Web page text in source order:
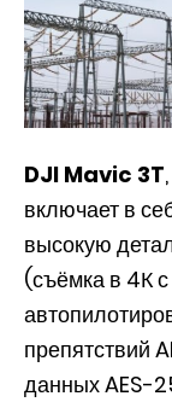
DJI Mavic 3T
включает в
высокую
(съёмка в 4К
препятствий
данных AES-